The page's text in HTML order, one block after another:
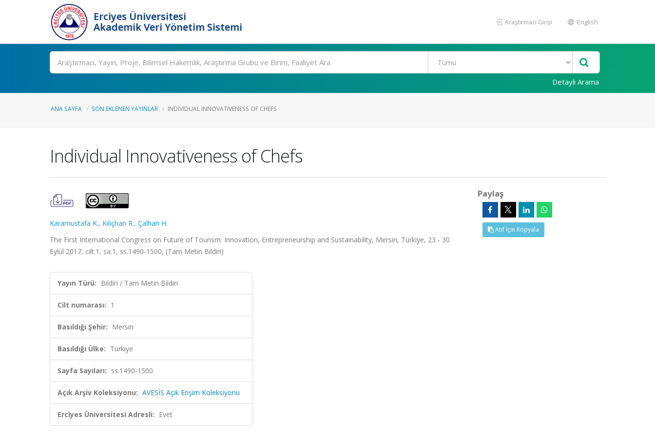
Erciyes Üniversitesi
Akademik Veri Yönetim Sistemi
Araştırmacı Girişi English
Ara
Detaylı Arama
ANA SAYFA SON EKLENEN YAYINLAR INDIVIDUAL INNOVATIVENESS OF CHEFS
Individual Innovativeness of Chefs
Karamustafa K., Kılıçhan R., Çalhan H.
The First International Congress on Future of Tourism: Innovation, Entrepreneurship and Sustainability, Mersin, Türkiye, 23 - 30
Eylül 2017, cilt.1, sa.1, ss.1490-1500, (Tam Metin Bildiri)
Yayın Türü: Bildiri / Tam Metin Bildiri
Cilt numarası: 1
Basıldığı Şehir: Mersin
Basıldığı Ülke: Türkiye
Sayfa Sayıları: ss.1490-1500
Açık Arşiv Koleksiyonu: AVESİS Açık Erişim Koleksiyonu
Erciyes Üniversitesi Adresli: Evet
Paylaş
Atıf İçin Kopyala